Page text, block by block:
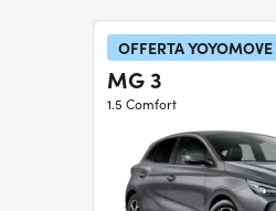
OFFERTA YOYOMOVE
MG 3
1.5 Comfort